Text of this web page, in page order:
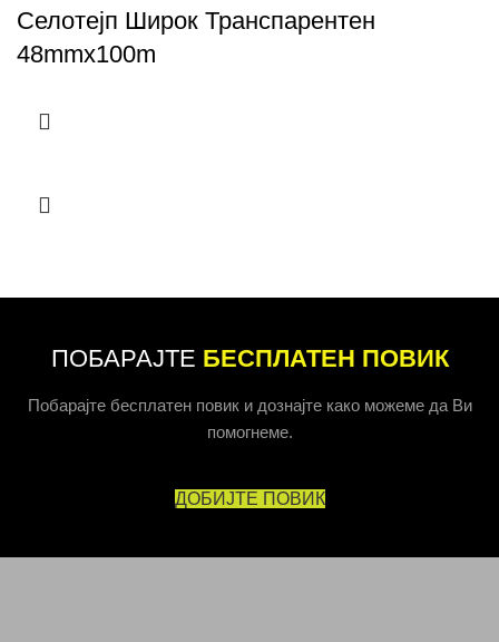
Селотејп Широк Транспарентен
48mmx100m
ПОБАРАЈТЕ БЕСПЛАТЕН ПОВИК
Побарајте бесплатен повик и дознајте како можеме да Ви
помогнеме.
ДОБИЈТЕ ПОВИК